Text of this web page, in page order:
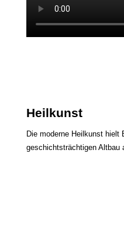
Heilkunst
Die moderne Heilkunst hielt
geschichtsträchtigen Altbau